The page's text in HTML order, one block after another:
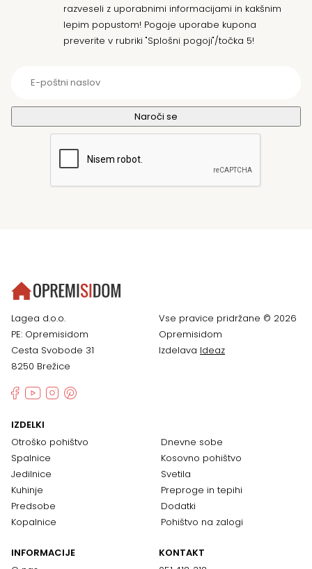
razveseli z uporabnimi informacijami in kakšnim
lepim popustom! Pogoje uporabe kupona
preverite v rubriki "Splošni pogoji"/točka 5!
Lagea d.o.o.
PE: Opremisidom
Cesta Svobode 31
8250 Brežice
Vse pravice pridržane © 2026
Opremisidom
Izdelava Ideaz
IZDELKI
Otroško pohištvo
Spalnice
Jedilnice
Kuhinje
Predsobe
Kopalnice
Dnevne sobe
Kosovno pohištvo
Svetila
Preproge in tepihi
Dodatki
Pohištvo na zalogi
INFORMACIJE
KONTAKT